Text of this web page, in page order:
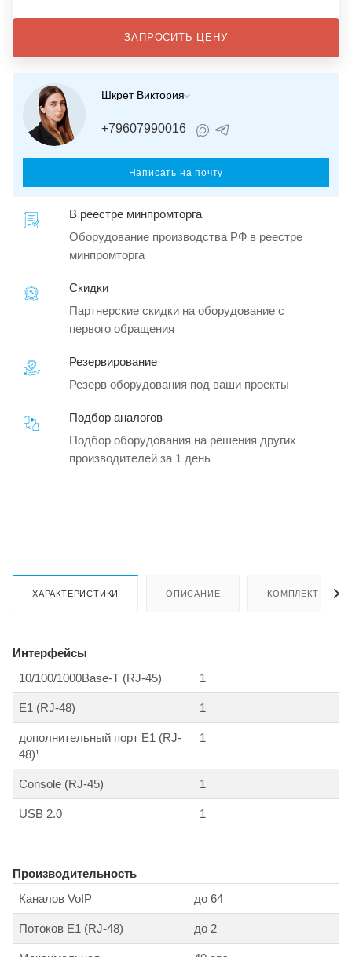
ЗАПРОСИТЬ ЦЕНУ
Шкрет Виктория
+79607990016
Написать на почту
В реестре минпромторга
Оборудование производства РФ в реестре
минпромторга
Скидки
Партнерские скидки на оборудование с
первого обращения
Резервирование
Резерв оборудования под ваши проекты
Подбор аналогов
Подбор оборудования на решения других
производителей за 1 день
ХАРАКТЕРИСТИКИ ОПИСАНИЕ КОМПЛЕКТ
Интерфейсы
10/100/1000Base-T (RJ-45)
1
E1 (RJ-48) 1
дополнительный порт Е1 (RJ-
48)¹
1
Console (RJ-45) 1
USB 2.0 1
Производительность
Каналов VoIP
до 64
Потоков E1 (RJ-48) до 2